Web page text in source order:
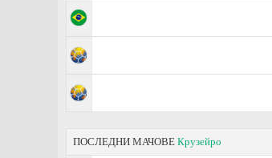
ПОСЛЕДНИ МАЧОВЕ Крузейро